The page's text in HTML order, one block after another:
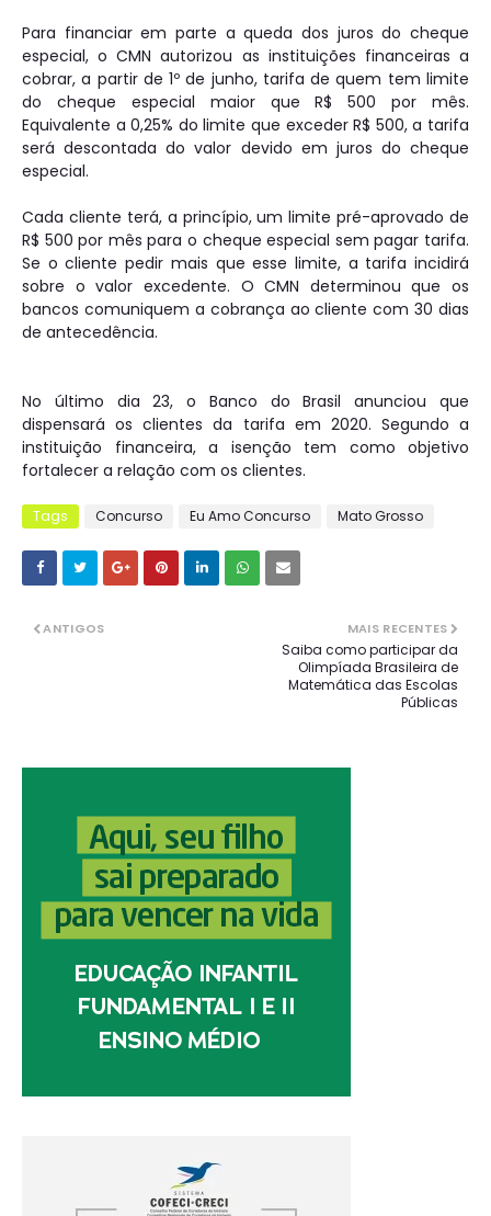
Para financiar em parte a queda dos juros do cheque
especial, o CMN autorizou as instituições financeiras a
cobrar, a partir de 1º de junho, tarifa de quem tem limite
do cheque especial maior que R$ 500 por mês.
Equivalente a 0,25% do limite que exceder R$ 500, a tarifa
será descontada do valor devido em juros do cheque
especial.
Cada cliente terá, a princípio, um limite pré-aprovado de
R$ 500 por mês para o cheque especial sem pagar tarifa.
Se o cliente pedir mais que esse limite, a tarifa incidirá
sobre o valor excedente. O CMN determinou que os
bancos comuniquem a cobrança ao cliente com 30 dias
de antecedência.
No último dia 23, o Banco do Brasil anunciou que
dispensará os clientes da tarifa em 2020. Segundo a
instituição financeira, a isenção tem como objetivo
fortalecer a relação com os clientes.
Tags Concurso Eu Amo Concurso Mato Grosso
MAIS RECENTES
Saiba como participar da
Olimpíada Brasileira de
Matemática das Escolas
Públicas
ANTIGOS